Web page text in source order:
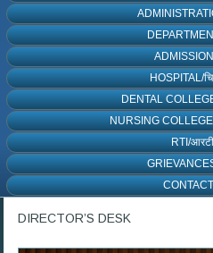
HOSPITAL/
DENTAL
NURSING COLLEGE/
RTI/
DIRECTOR’S DESK